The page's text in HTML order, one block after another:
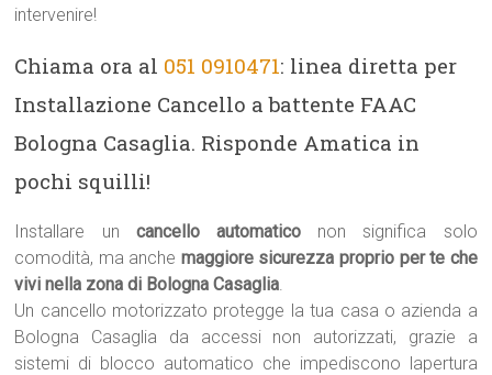
intervenire!
Chiama ora al 051 0910471: linea diretta per
Installazione Cancello a battente FAAC
Bologna Casaglia. Risponde Amatica in
pochi squilli!
Installare un cancello automatico non significa solo
comodità, ma anche maggiore sicurezza proprio per te che
vivi nella zona di Bologna Casaglia.
Un cancello motorizzato protegge la tua casa o azienda a
Bologna Casaglia da accessi non autorizzati, grazie a
sistemi di blocco automatico che impediscono lapertura